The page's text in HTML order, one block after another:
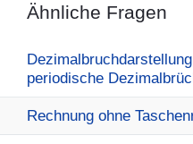
Ähnliche Fragen
periodische
Rechnung ohne